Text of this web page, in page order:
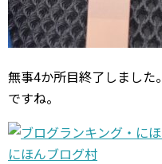
無事4か所目終了しました
ですね。
にほんブログ村